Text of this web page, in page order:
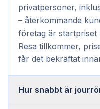
privatpersoner,
– återkommande
företag är startpriset
Resa tillkommer,
får det bekräftat
Hur snabbt är